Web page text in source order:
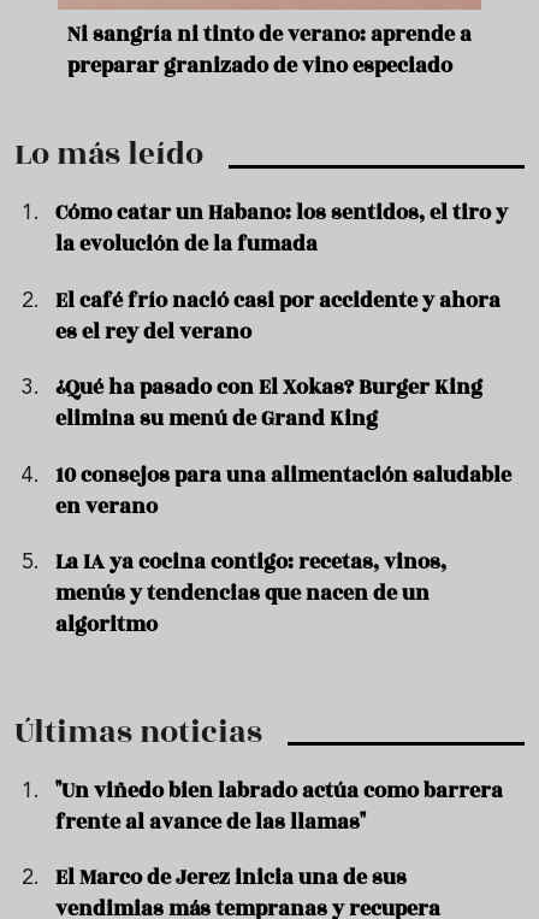
Ni sangría ni tinto de verano: aprende a
preparar granizado de vino especiado
Lo más leído
Cómo catar un Habano: los sentidos, el tiro y
la evolución de la fumada
El café frío nació casi por accidente y ahora
es el rey del verano
¿Qué ha pasado con El Xokas? Burger King
elimina su menú de Grand King
10 consejos para una alimentación saludable
en verano
La IA ya cocina contigo: recetas, vinos,
menús y tendencias que nacen de un
algoritmo
Últimas noticias
"Un viñedo bien labrado actúa como barrera
frente al avance de las llamas"
El Marco de Jerez inicia una de sus
vendimias más tempranas y recupera